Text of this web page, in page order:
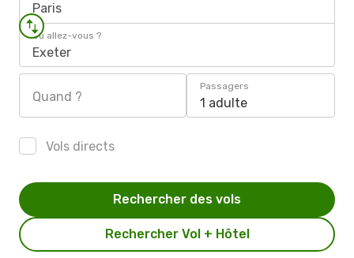
Paris
Où allez-vous ?
Exeter
Quand ?
Passagers
1 adulte
Vols directs
Rechercher Vol + Hôtel
Rechercher des vols